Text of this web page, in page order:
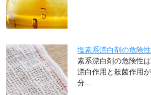
塩素系漂白剤の危険
素系漂白剤の危険性
漂白作用と殺菌作用
分...